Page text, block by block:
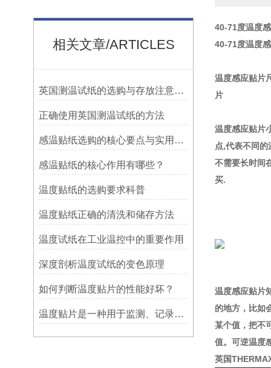
相关文章/ARTICLES
英国测温试纸的选购与存放注意事项
正确使用英国测温试纸的方法
感温贴纸选购的核心要点与实用建议
感温贴纸的核心作用有哪些？
温度贴纸的选购要求科普
温度贴纸正确的清洗和储存方法
温度试纸在工业温控中的重要作用
深度剖析温度试纸的变色原理
如何判断温度贴片的性能好坏？
温度贴片是一种用于监测、记录或指示温度变化的工具
40-71度温度
40-71度温度
温度感应贴片
片
温度感应贴片
点,代表不同
不需要长时间
买.
温度感应贴片
的地方，比如
某个值，把不
值。可逆温度
英国